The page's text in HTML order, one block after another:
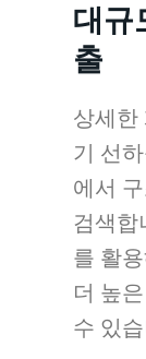
대규
출
상세한
기 선
에서
검색합
를 활
더 높
수 있